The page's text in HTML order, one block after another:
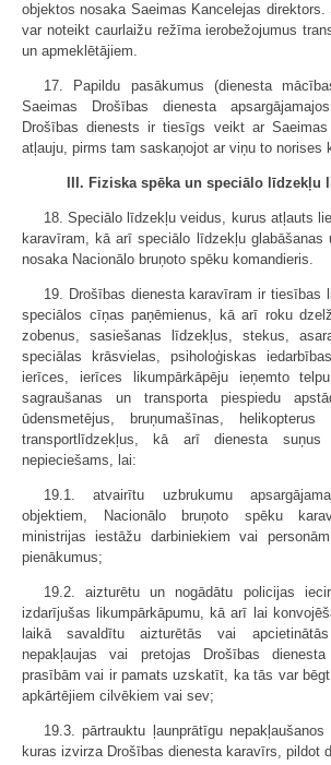
objektos nosaka Saeimas Kancelejas
var noteikt caurlaižu režīma ierobežojumus
un apmeklētājiem.
17. Papildu pasākumus (dienesta
Saeimas Drošības dienesta
Drošības dienests ir tiesīgs veikt ar Saeimas
atļauju, pirms tam saskaņojot ar viņu to norises
III. Fiziska spēka un speciālo līdzekļu
18. Speciālo līdzekļu veidus, kurus atļauts
karavīram, kā arī speciālo līdzekļu glabāšanas
nosaka Nacionālo bruņoto spēku komandieris.
19. Drošības dienesta karavīram ir tiesības
speciālos cīņas paņēmienus, kā arī roku
zobenus, sasiešanas līdzekļus, stekus,
speciālas krāsvielas, psiholoģiskas
ierīces, ierīces likumpārkāpēju ieņemto
sagraušanas un transporta piespiedu
ūdensmetējus, bruņumašīnas,
transportlīdzekļus, kā arī dienesta
nepieciešams, lai:
19.1. atvairītu uzbrukumu
objektiem, Nacionālo bruņoto spēku
ministrijas iestāžu darbiniekiem vai
pienākumus;
19.2. aizturētu un nogādātu policijas
izdarījušas likumpārkāpumu, kā arī lai
laikā savaldītu aizturētās vai
nepakļaujas vai pretojas Drošības
prasībām vai ir pamats uzskatīt, ka tās var
apkārtējiem cilvēkiem vai sev;
19.3. pārtrauktu ļaunprātīgu
kuras izvirza Drošības dienesta karavīrs, pildot